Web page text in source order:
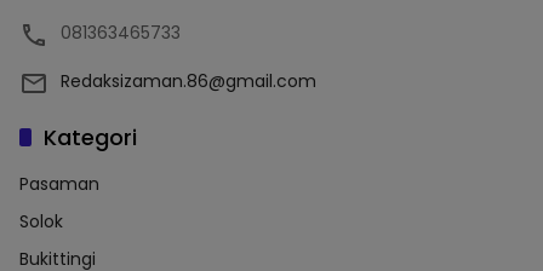
081363465733
Redaksizaman.86@gmail.com
Kategori
Pasaman
Solok
Bukittingi